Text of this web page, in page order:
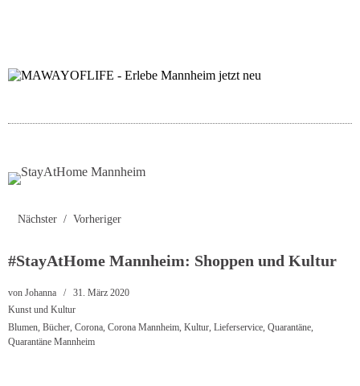
Vorheriger
Nächster
#StayAtHome Mannheim: Shoppen und Kultur
von Johanna
31. März 2020
Kunst und Kultur
Blumen, Bücher, Corona, Corona Mannheim, Kultur, Lieferservice, Quarantäne,
Quarantäne Mannheim